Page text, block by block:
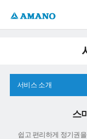
서비스 소개
스
쉽고 편리하게 정기권